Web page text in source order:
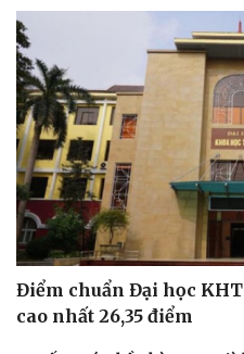
Văn học
Âm nhạc
Di sản
Điểm chuẩn Đại học
cao nhất 26,35 điểm